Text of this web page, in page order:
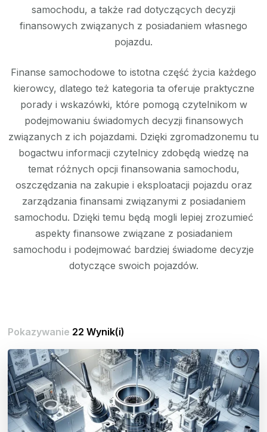
samochodu, a także rad dotyczących decyzji
finansowych związanych z posiadaniem własnego
pojazdu.
Finanse samochodowe to istotna część życia każdego
kierowcy, dlatego też kategoria ta oferuje praktyczne
porady i wskazówki, które pomogą czytelnikom w
podejmowaniu świadomych decyzji finansowych
związanych z ich pojazdami. Dzięki zgromadzonemu tu
bogactwu informacji czytelnicy zdobędą wiedzę na
temat różnych opcji finansowania samochodu,
oszczędzania na zakupie i eksploatacji pojazdu oraz
zarządzania finansami związanymi z posiadaniem
samochodu. Dzięki temu będą mogli lepiej zrozumieć
aspekty finansowe związane z posiadaniem
samochodu i podejmować bardziej świadome decyzje
dotyczące swoich pojazdów.
Pokazywanie 22 Wynik(i)